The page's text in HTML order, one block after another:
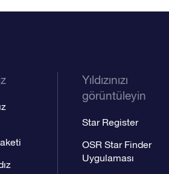
Yıldızınızı
görüntüleyin
Star Register
OSR Star Finder
Uygulaması